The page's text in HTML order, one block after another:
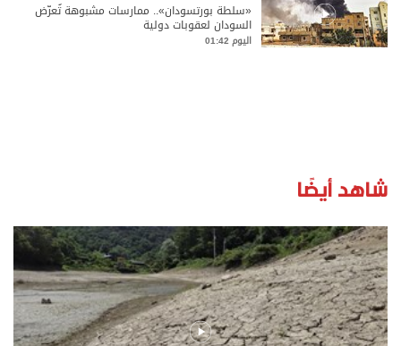
«سلطة بورتسودان».. ممارسات مشبوهة تُعرّض
السودان لعقوبات دولية
اليوم 01:42
شاهد أيضًا